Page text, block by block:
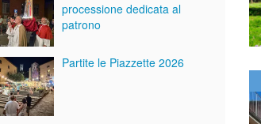
processione dedicata al
patrono
Partite le Piazzette 2026